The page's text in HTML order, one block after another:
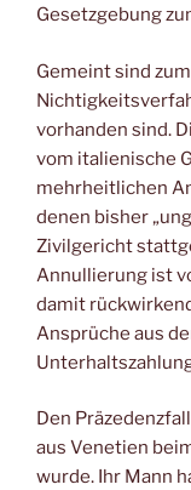
Gesetzgebung
Gemeint sind
vorhanden sind.
vom italienische
mehrheitlichen
denen bisher
Zivilgericht
Annullierung ist
damit
Ansprüche aus
Den
aus Venetien
wurde. Ihr Mann